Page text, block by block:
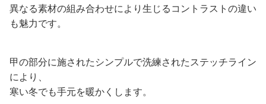
異なる素材の組み合わせにより生じるコントラストの違い
も魅力です。
甲の部分に施されたシンプルで洗練されたステッチライン
により、
寒い冬でも手元を暖かくします。